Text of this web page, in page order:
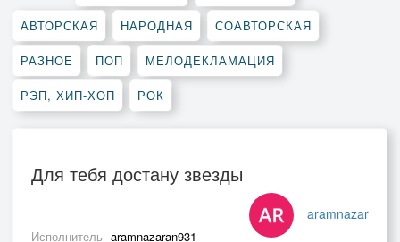
АВТОРСКАЯ НАРОДНАЯ СОАВТОРСКАЯ
РАЗНОЕ ПОП МЕЛОДЕКЛАМАЦИЯ
РЭП, ХИП-ХОП РОК
Для тебя достану звезды
aramnazar
Исполнитель aramnazaran931